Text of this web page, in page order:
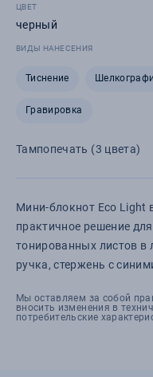
ЦВЕТ
черный
ВИДЫ НАНЕСЕНИЯ
Тиснение
Гравировка
Тампопечать (3 цвета)
Мини-блокнот Eco Light
практичное решение
тонированных листов в
ручка, стержень с
Мы оставляем за собой
вносить изменения в
потребительские